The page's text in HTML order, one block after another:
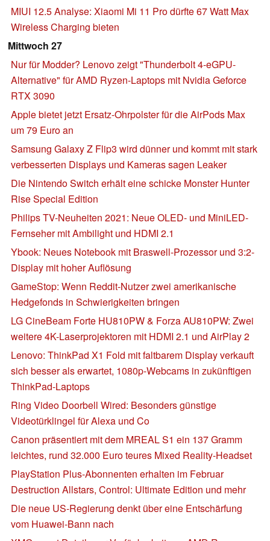
MIUI 12.5 Analyse: Xiaomi Mi 11 Pro dürfte 67 Watt Max
Wireless Charging bieten
Mittwoch 27
Nur für Modder? Lenovo zeigt "Thunderbolt 4-eGPU-
Alternative" für AMD Ryzen-Laptops mit Nvidia Geforce
RTX 3090
Apple bietet jetzt Ersatz-Ohrpolster für die AirPods Max
um 79 Euro an
Samsung Galaxy Z Flip3 wird dünner und kommt mit stark
verbesserten Displays und Kameras sagen Leaker
Die Nintendo Switch erhält eine schicke Monster Hunter
Rise Special Edition
Philips TV-Neuheiten 2021: Neue OLED- und MiniLED-
Fernseher mit Ambilight und HDMI 2.1
Ybook: Neues Notebook mit Braswell-Prozessor und 3:2-
Display mit hoher Auflösung
GameStop: Wenn Reddit-Nutzer zwei amerikanische
Hedgefonds in Schwierigkeiten bringen
LG CineBeam Forte HU810PW & Forza AU810PW: Zwei
weitere 4K-Laserprojektoren mit HDMI 2.1 und AirPlay 2
Lenovo: ThinkPad X1 Fold mit faltbarem Display verkauft
sich besser als erwartet, 1080p-Webcams in zukünftigen
ThinkPad-Laptops
Ring Video Doorbell Wired: Besonders günstige
Videotürklingel für Alexa und Co
Canon präsentiert mit dem MREAL S1 ein 137 Gramm
leichtes, rund 32.000 Euro teures Mixed Reality-Headset
PlayStation Plus-Abonnenten erhalten im Februar
Destruction Allstars, Control: Ultimate Edition und mehr
Die neue US-Regierung denkt über eine Entschärfung
vom Huawei-Bann nach